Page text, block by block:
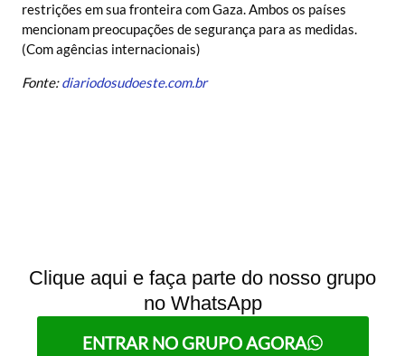
restrições em sua fronteira com Gaza. Ambos os países
mencionam preocupações de segurança para as medidas.
(Com agências internacionais)
Fonte:diariodosudoeste.com.br
Clique aqui e faça parte do nosso grupo
no WhatsApp
ENTRAR NO GRUPO AGORA